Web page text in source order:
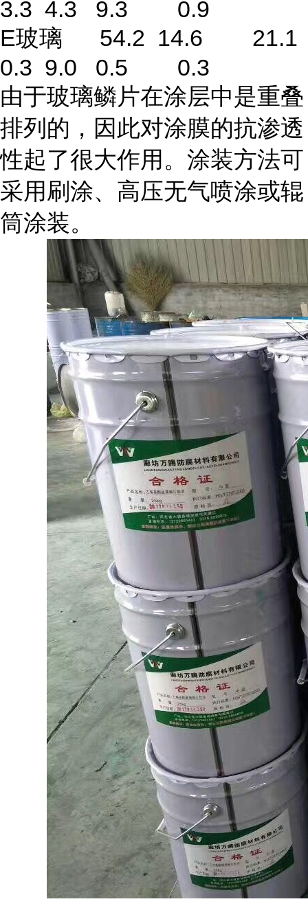
3.3 4.3 9.3 0.9
E玻璃 54.2 14.6 21.1
0.3 9.0 0.5 0.3
由于玻璃鳞片在涂层中是重叠
排列的，因此对涂膜的抗渗透
性起了很大作用。涂装方法可
采用刷涂、高压无气喷涂或辊
筒涂装。